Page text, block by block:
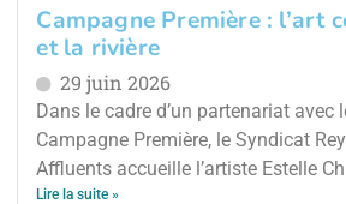
Campagne Première : l’art
et la rivière
29 juin 2026
Dans le cadre d’un partenariat avec
Campagne Première, le Syndicat
Affluents accueille l’artiste Estelle
Lire la suite »